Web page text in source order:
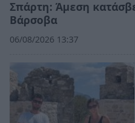
Σπάρτη: Άμεση
Βάρσοβα
06/08/2026 13:37